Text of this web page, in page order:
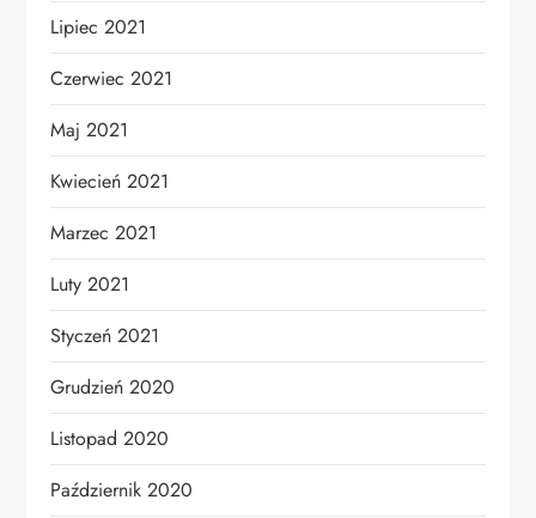
Lipiec 2021
Czerwiec 2021
Maj 2021
Kwiecień 2021
Marzec 2021
Luty 2021
Styczeń 2021
Grudzień 2020
Listopad 2020
Październik 2020